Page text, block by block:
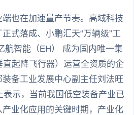
也在加速量产节奏。高域科技
式落成、小鹏汇天“万辆级”工
航智能（EH） 成为国内唯一集
直起降飞行器）运营全资质的企
备工业发展中心副主任刘法旺
表示，当前我国低空装备产业已
业化应用的关键时期，产业化